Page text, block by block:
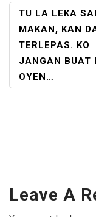
POST
NAVIGATION
TU LA LEKA
MAKAN, KAN
TERLEPAS. KO
JANGAN BUAT
OYEN…
Leave A